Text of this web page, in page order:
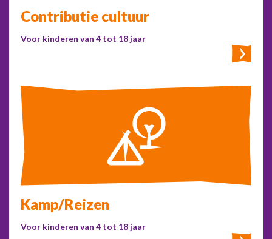
Contributie cultuur
Voor kinderen van 4 tot 18 jaar
Kamp/Reizen
Voor kinderen van 4 tot 18 jaar